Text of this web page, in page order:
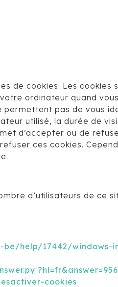
de cookies. Les cookies
ordinateur quand
permettent pas de vous
utilisé, la durée de
d’accepter ou de
ces cookies.
d’utilisateurs de ce
help/17442/windows-
cookies